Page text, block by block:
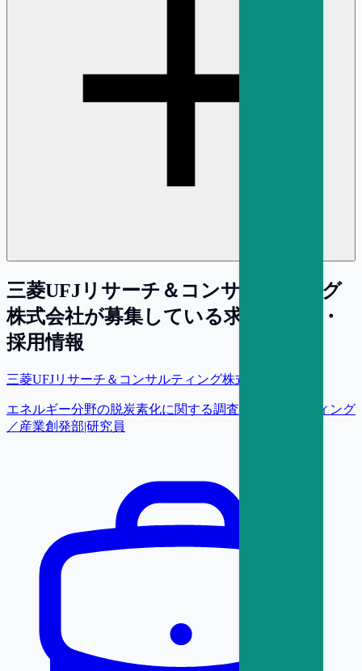
三菱UFJリサーチ＆コンサルティング
株式会社が募集している求人・転職・
採用情報
三菱UFJリサーチ＆コンサルティング株式会社
エネルギー分野の脱炭素化に関する調査・コンサルティング
／産業創発部|研究員